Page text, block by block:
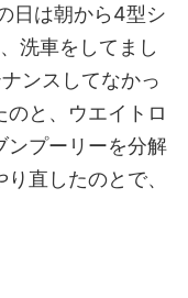
日は朝から4型シ
洗車をしてまし
ンスしてなかっ
と、ウエイトロ
ンプーリーを分解
直したのとで、